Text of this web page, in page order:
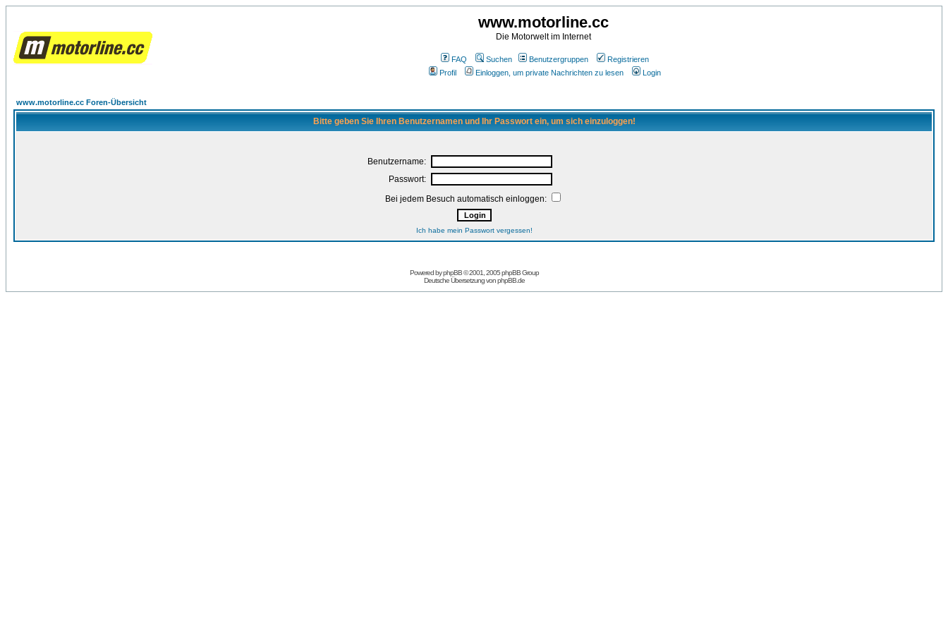
www.motorline.cc
Die Motorwelt im Internet
FAQ Suchen Benutzergruppen
Registrieren
Profil
Einloggen, um private Nachrichten zu lesen Login
www.motorline.cc Foren-Übersicht
Bitte geben Sie Ihren Benutzernamen und Ihr Passwort ein, um sich einzuloggen!
Benutzername:
Passwort:
Bei jedem Besuch automatisch einloggen:
Ich habe mein Passwort vergessen!
Powered byphpBB© 2001, 2005 phpBB Group
Deutsche Übersetzung vonphpBB.de